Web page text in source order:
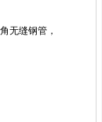
无缝钢管，